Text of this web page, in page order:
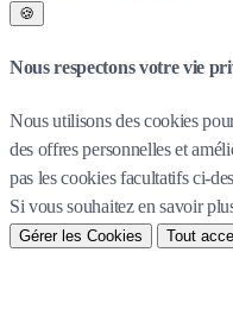
🍪
Nous respectons votre vie
Nous utilisons des cookies
des offres personnelles et
pas les cookies facultatifs ci-
Si vous souhaitez en savoir
Gérer les Cookies Tout